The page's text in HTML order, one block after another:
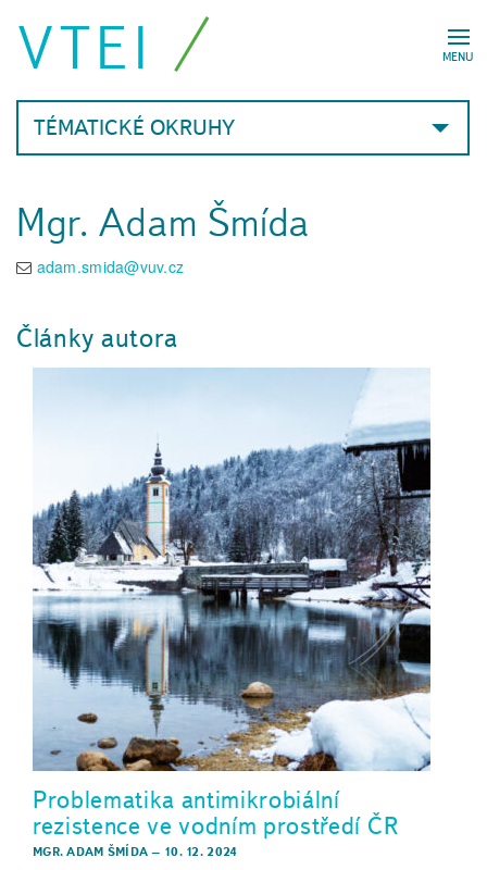
MENU
VTEI
TÉMATICKÉ OKRUHY
Mgr. Adam Šmída
adam.smida@vuv.cz
Články autora
Problematika antimikrobiální
rezistence ve vodním prostředí ČR
MGR. ADAM ŠMÍDA – 10. 12. 2024